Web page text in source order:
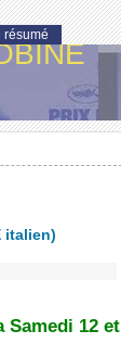
italien)
Samedi 12 et
résumé